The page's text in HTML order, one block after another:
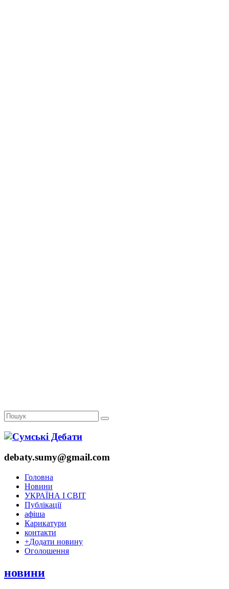
debaty.sumy@gmail.com
Головна
Новини
УКРАЇНА І СВІТ
Публікації
афіша
Карикатури
контакти
+Додати новину
Оголошення
новини